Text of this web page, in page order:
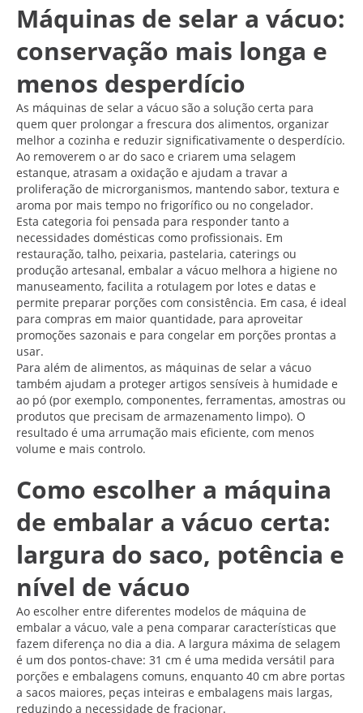
Máquinas de selar a vácuo:
conservação mais longa e
menos desperdício
As máquinas de selar a vácuo são a solução certa para
quem quer prolongar a frescura dos alimentos, organizar
melhor a cozinha e reduzir significativamente o desperdício.
Ao removerem o ar do saco e criarem uma selagem
estanque, atrasam a oxidação e ajudam a travar a
proliferação de microrganismos, mantendo sabor, textura e
aroma por mais tempo no frigorífico ou no congelador.
Esta categoria foi pensada para responder tanto a
necessidades domésticas como profissionais. Em
restauração, talho, peixaria, pastelaria, caterings ou
produção artesanal, embalar a vácuo melhora a higiene no
manuseamento, facilita a rotulagem por lotes e datas e
permite preparar porções com consistência. Em casa, é ideal
para compras em maior quantidade, para aproveitar
promoções sazonais e para congelar em porções prontas a
usar.
Para além de alimentos, as máquinas de selar a vácuo
também ajudam a proteger artigos sensíveis à humidade e
ao pó (por exemplo, componentes, ferramentas, amostras ou
produtos que precisam de armazenamento limpo). O
resultado é uma arrumação mais eficiente, com menos
volume e mais controlo.
Como escolher a máquina
de embalar a vácuo certa:
largura do saco, potência e
nível de vácuo
Ao escolher entre diferentes modelos de máquina de
embalar a vácuo, vale a pena comparar características que
fazem diferença no dia a dia. A largura máxima de selagem
é um dos pontos-chave: 31 cm é uma medida versátil para
porções e embalagens comuns, enquanto 40 cm abre portas
a sacos maiores, peças inteiras e embalagens mais largas,
reduzindo a necessidade de fracionar.